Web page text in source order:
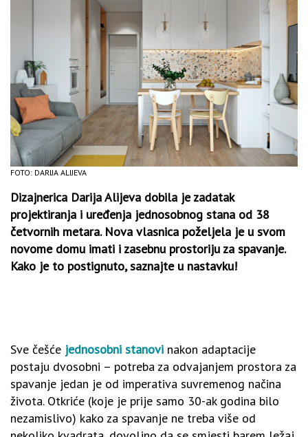
FOTO: DARIJA ALIJEVA
Dizajnerica Darija Alijeva dobila je zadatak
projektiranja i uređenja jednosobnog stana od 38
četvornih metara. Nova vlasnica poželjela je u svom
novome domu imati i zasebnu prostoriju za spavanje.
Kako je to postignuto, saznajte u nastavku!
Sve češće jednosobni stanovi nakon adaptacije
postaju dvosobni – potreba za odvajanjem prostora za
spavanje jedan je od imperativa suvremenog načina
života. Otkriće (koje je prije samo 30-ak godina bilo
nezamislivo) kako za spavanje ne treba više od